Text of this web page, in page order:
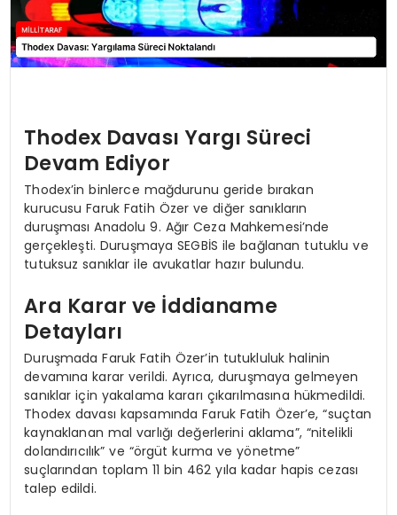
Thodex Davası Yargı Süreci
Devam Ediyor
Thodex’in binlerce mağdurunu geride bırakan
kurucusu Faruk Fatih Özer ve diğer sanıkların
duruşması Anadolu 9. Ağır Ceza Mahkemesi’nde
gerçekleşti. Duruşmaya SEGBİS ile bağlanan tutuklu ve
tutuksuz sanıklar ile avukatlar hazır bulundu.
Ara Karar ve İddianame
Detayları
Duruşmada Faruk Fatih Özer’in tutukluluk halinin
devamına karar verildi. Ayrıca, duruşmaya gelmeyen
sanıklar için yakalama kararı çıkarılmasına hükmedildi.
Thodex davası kapsamında Faruk Fatih Özer’e, “suçtan
kaynaklanan mal varlığı değerlerini aklama”, “nitelikli
dolandırıcılık” ve “örgüt kurma ve yönetme”
suçlarından toplam 11 bin 462 yıla kadar hapis cezası
talep edildi.